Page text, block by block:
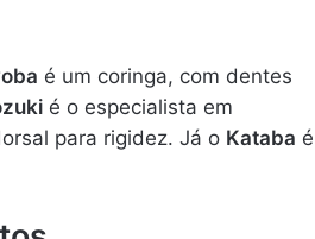
é um coringa, com dentes
é o especialista em
para rigidez. Já o Kataba é